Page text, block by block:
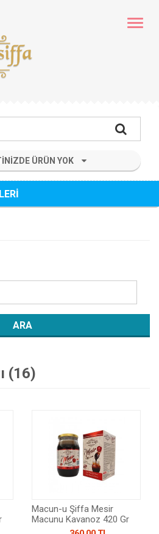
MENÜ
ÜRÜN YOK
(16)
Macun-u Şiffa Mesir
Macunu Kavanoz 420 Gr